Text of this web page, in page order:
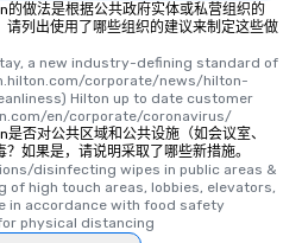
做法是根据公共政府实体或私营组织的
请列出使用了哪些组织的建议来制定这些做
a new industry-defining standard of
corporate/news/hilton-
Hilton up to date customer
en/corporate/coronavirus/
否对公共区域和公共设施（如会议室、
如果是，请说明采取了哪些新措施。
disinfecting wipes in public areas &
of high touch areas, lobbies, elevators,
in accordance with food safety
physical distancing